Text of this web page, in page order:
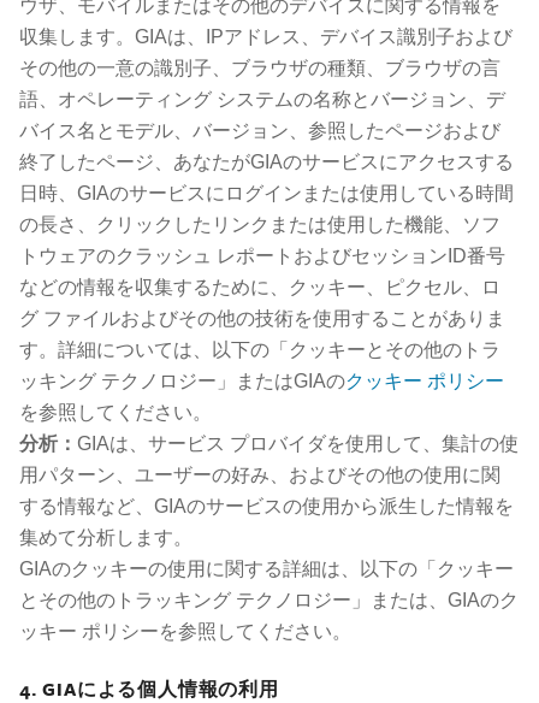
ウザ、モバイルまたはその他のデバイスに関する情報を
収集します。GIAは、IPアドレス、デバイス識別子および
その他の一意の識別子、ブラウザの種類、ブラウザの言
語、オペレーティング システムの名称とバージョン、デ
バイス名とモデル、バージョン、参照したページおよび
終了したページ、あなたがGIAのサービスにアクセスする
日時、GIAのサービスにログインまたは使用している時間
の長さ、クリックしたリンクまたは使用した機能、ソフ
トウェアのクラッシュ レポートおよびセッションID番号
などの情報を収集するために、クッキー、ピクセル、ロ
グ ファイルおよびその他の技術を使用することがありま
す。詳細については、以下の「クッキーとその他のトラ
ッキング テクノロジー」またはGIAのクッキー ポリシー
を参照してください。
分析： GIAは、サービス プロバイダを使用して、集計の使
用パターン、ユーザーの好み、およびその他の使用に関
する情報など、GIAのサービスの使用から派生した情報を
集めて分析します。
GIAのクッキーの使用に関する詳細は、以下の「クッキー
とその他のトラッキング テクノロジー」または、GIAのク
ッキー ポリシーを参照してください。
4. GIAによる個人情報の利用